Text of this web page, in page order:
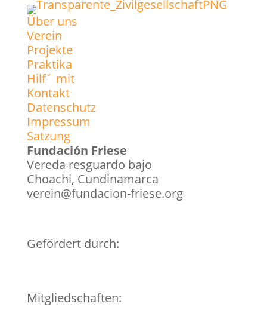
Über uns
Verein
Projekte
Praktika
Hilf´ mit
Kontakt
Datenschutz
Impressum
Satzung
Fundación Friese
Vereda resguardo bajo
Choachi, Cundinamarca
verein@fundacion-friese.org
Gefördert durch:
Mitgliedschaften: